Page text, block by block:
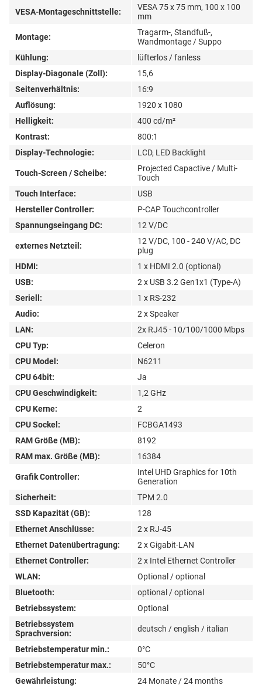
VESA-Montageschnittstelle:
VESA 75 x 75 mm, 100 x 100
mm
Montage:
Tragarm-, Standfuß-,
Wandmontage / Suppo
Kühlung:
lüfterlos / fanless
Display-Diagonale (Zoll):
15,6
Seitenverhältnis:
16:9
Auflösung:
1920 x 1080
Helligkeit:
400 cd/m²
Kontrast:
800:1
Display-Technologie:
LCD, LED Backlight
Touch-Screen / Scheibe:
Projected Capactive / Multi-
Touch
Touch Interface:
USB
Hersteller Controller:
P-CAP Touchcontroller
Spannungseingang DC:
12 V/DC
externes Netzteil:
12 V/DC, 100 - 240 V/AC, DC
plug
HDMI:
1 x HDMI 2.0 (optional)
USB:
2 x USB 3.2 Gen1x1 (Type-A)
Seriell:
1 x RS-232
Audio:
2 x Speaker
LAN:
2x RJ45 - 10/100/1000 Mbps
CPU Typ:
Celeron
CPU Model:
N6211
CPU 64bit:
Ja
CPU Geschwindigkeit:
1,2 GHz
CPU Kerne:
2
CPU Sockel:
FCBGA1493
RAM Größe (MB):
8192
RAM max. Größe (MB):
16384
Grafik Controller:
Intel UHD Graphics for 10th
Generation
Sicherheit:
TPM 2.0
SSD Kapazität (GB):
128
Ethernet Anschlüsse:
2 x RJ-45
Ethernet Datenübertragung:
2 x Gigabit-LAN
Ethernet Controller:
2 x Intel Ethernet Controller
WLAN:
Optional / optional
Bluetooth:
optional / optional
Betriebssystem:
Optional
Betriebssystem
Sprachversion:
deutsch / english / italian
Betriebstemperatur min.:
0°C
Betriebstemperatur max.:
50°C
Gewährleistung:
24 Monate / 24 months